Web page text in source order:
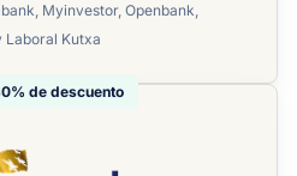
Myinvestor, Openbank,
Laboral Kutxa
de descuento